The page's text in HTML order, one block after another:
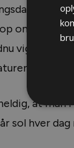
og
om
vigtigere
om
at
sol hver dag